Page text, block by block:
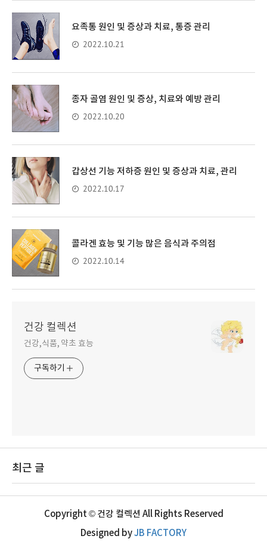
요족통 원인 및 증상과 치료, 통증 관리
2022.10.21
종자 골염 원인 및 증상, 치료와 예방 관리
2022.10.20
갑상선 기능 저하증 원인 및 증상과 치료, 관리
2022.10.17
콜라겐 효능 및 기능 많은 음식과 주의점
2022.10.14
건강 컬렉션
건강,식품, 약초 효능
구독하기
최근 글
Copyright © 건강 컬렉션 All Rights Reserved
Designed byJB FACTORY